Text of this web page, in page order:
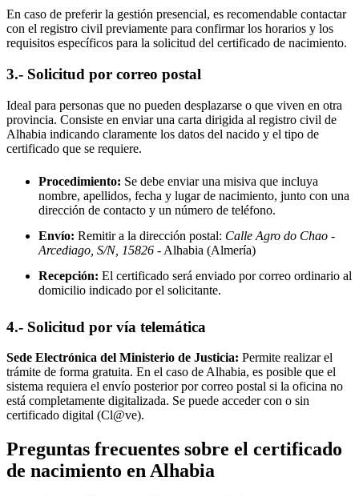
En caso de preferir la gestión presencial, es recomendable contactar
con el registro civil previamente para confirmar los horarios y los
requisitos específicos para la solicitud del certificado de nacimiento.
3.- Solicitud por correo postal
Ideal para personas que no pueden desplazarse o que viven en otra
provincia. Consiste en enviar una carta dirigida al registro civil de
Alhabia indicando claramente los datos del nacido y el tipo de
certificado que se requiere.
Procedimiento: Se debe enviar una misiva que incluya
nombre, apellidos, fecha y lugar de nacimiento, junto con una
dirección de contacto y un número de teléfono.
Envío: Remitir a la dirección postal: Calle Agro do Chao -
Arcediago, S/N, 15826 - Alhabia (Almería)
Recepción: El certificado será enviado por correo ordinario al
domicilio indicado por el solicitante.
4.- Solicitud por vía telemática
Sede Electrónica del Ministerio de Justicia: Permite realizar el
trámite de forma gratuita. En el caso deAlhabia, es posible que el
sistema requiera el envío posterior por correo postal si la oficina no
está completamente digitalizada. Se puede acceder con o sin
certificado digital (Cl@ve).
Preguntas frecuentes sobre el certificado
de nacimiento enAlhabia